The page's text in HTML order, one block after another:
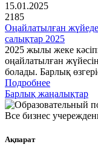
15.01.2025
2185
Оңайлатылған
салықтар 2025
2025 жылы жеке
оңайлатылған
болады. Барлық
Подробнее
Барлық жаңалықтар
Все бизнес
Ақпарат